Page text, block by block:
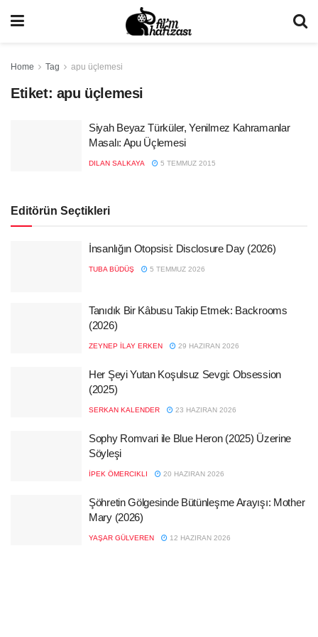
Home Tag apu üçlemesi
Etiket: apu üçlemesi
Siyah Beyaz Türküler, Yenilmez Kahramanlar
Masalı: Apu Üçlemesi
DILAN SALKAYA 5 TEMMUZ 2015
Editörün Seçtikleri
İnsanlığın Otopsisi: Disclosure Day (2026)
TUBA BÜDÜŞ 5 TEMMUZ 2026
Tanıdık Bir Kâbusu Takip Etmek: Backrooms
(2026)
ZEYNEP İLAY ERKEN 29 HAZIRAN 2026
Her Şeyi Yutan Koşulsuz Sevgi: Obsession
(2025)
SERKAN KALENDER 23 HAZIRAN 2026
Sophy Romvari ile Blue Heron (2025) Üzerine
Söyleşi
İPEK ÖMERCIKLI 20 HAZIRAN 2026
Şöhretin Gölgesinde Bütünleşme Arayışı: Mother
Mary (2026)
YAŞAR GÜLVEREN 12 HAZIRAN 2026